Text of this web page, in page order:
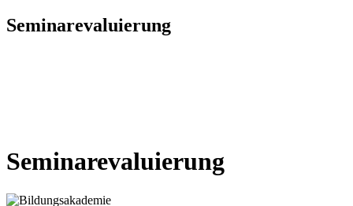
Seminarevaluierung
Seminarevaluierung